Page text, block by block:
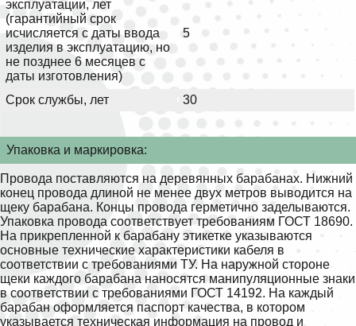
эксплуатации, лет
(гарантийный срок
исчисляется с даты ввода
изделия в эксплуатацию, но
не позднее 6 месяцев с
даты изготовления)
5
Срок службы, лет 30
Упаковка и маркировка:
Провода поставляются на деревянных барабанах. Нижний
конец провода длиной не менее двух метров выводится на
щеку барабана. Концы провода герметично заделываются.
Упаковка провода соответствует требованиям ГОСТ 18690.
На прикрепленной к барабану этикетке указываются
основные технические характеристики кабеля в
соответствии с требованиями ТУ. На наружной стороне
щеки каждого барабана наносятся манипуляционные знаки
в соответствии с требованиями ГОСТ 14192. На каждый
барабан оформляется паспорт качества, в котором
указывается техническая информация на провод и